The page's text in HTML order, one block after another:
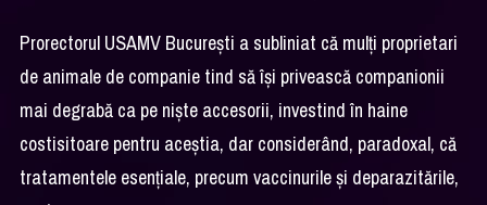
Prorectorul USAMV București a subliniat că mulți proprietari
de animale de companie tind să își privească companionii
mai degrabă ca pe niște accesorii, investind în haine
costisitoare pentru aceștia, dar considerând, paradoxal, că
tratamentele esențiale, precum vaccinurile și deparazitările,